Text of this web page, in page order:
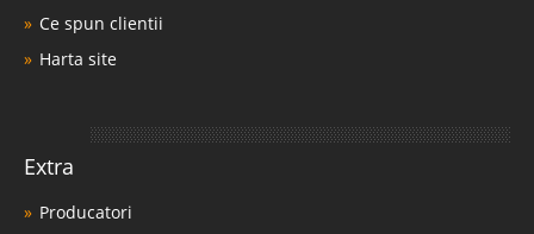
Ce spun clientii
Harta site
Extra
Producatori